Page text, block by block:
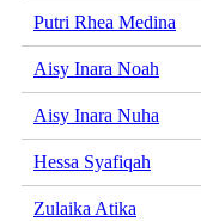
Putri Rhea Medina
Aisy Inara Noah
Aisy Inara Nuha
Hessa Syafiqah
Zulaika Atika